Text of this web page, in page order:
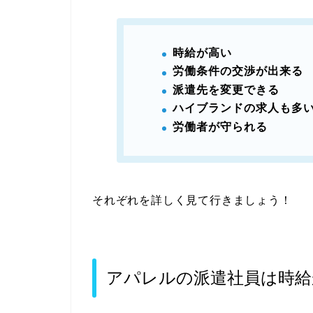
時給が高い
労働条件の交渉が出来る
派遣先を変更できる
ハイブランドの求人も多
労働者が守られる
それぞれを詳しく見て行きましょう！
アパレルの派遣社員は時